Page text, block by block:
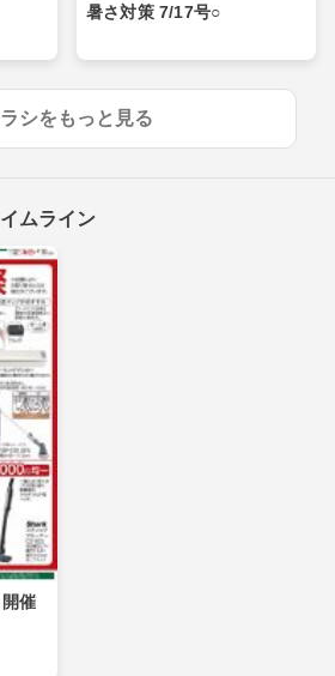
暑さ対策 7/17号○
シをもっと見る
ムライン
催